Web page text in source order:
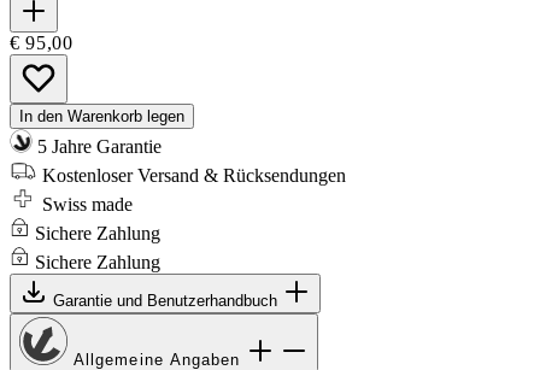
€ 95,00
In den Warenkorb legen
5 Jahre Garantie
Kostenloser Versand & Rücksendungen
Swiss made
Sichere Zahlung
Sichere Zahlung
Garantie und Benutzerhandbuch
Allgemeine Angaben